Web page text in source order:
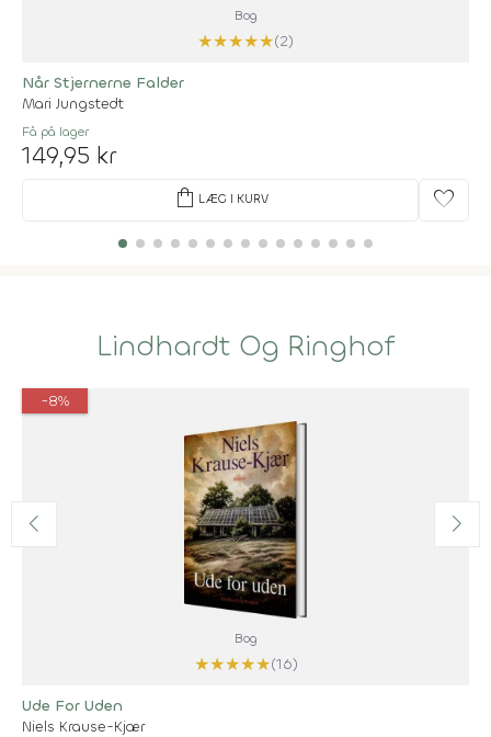
Bog
★★★★★(2)
Når Stjernerne Falder
Mari Jungstedt
Få på lager
149,95 kr
shopping_bag LÆG I KURV favorite
Lindhardt Og Ringhof
-8%
Bog
★★★★★(16)
Ude For Uden
Niels Krause-Kjær